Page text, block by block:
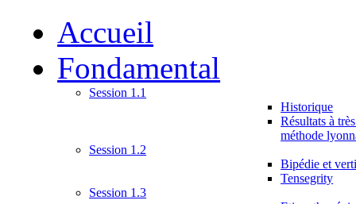
Accueil
Fondamental
Session 1.1
Historique
Résultats à
méthode
Session 1.2
Bipédie et
Tensegrity
Session 1.3